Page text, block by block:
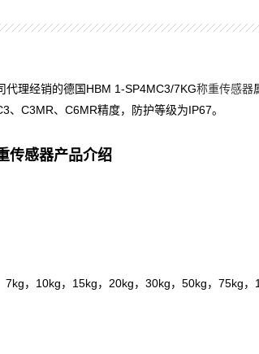
代理经销的德国HBM 1-SP4MC3/7KG称重传感器
、C3MR、C6MR精度，防护等级为IP67。
传感器产品介绍
7kg，10kg，15kg，20kg，30kg，50kg，75kg